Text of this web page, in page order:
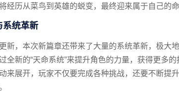
经历从菜鸟到英雄的蜕变，最终迎来属于自己的命
系统革新
新，本次新篇章还带来了大量的系统革新，极大
全新的“天命系统”来提升角色的力量，获得更多
来展开，玩家不仅要完成各种挑战，还要不断提